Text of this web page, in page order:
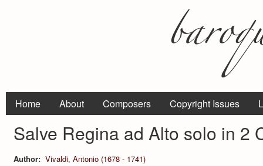
Home About Composers Copyright Issues
Salve Regina ad Alto solo in 2
Author: Vivaldi, Antonio (1678 - 1741)